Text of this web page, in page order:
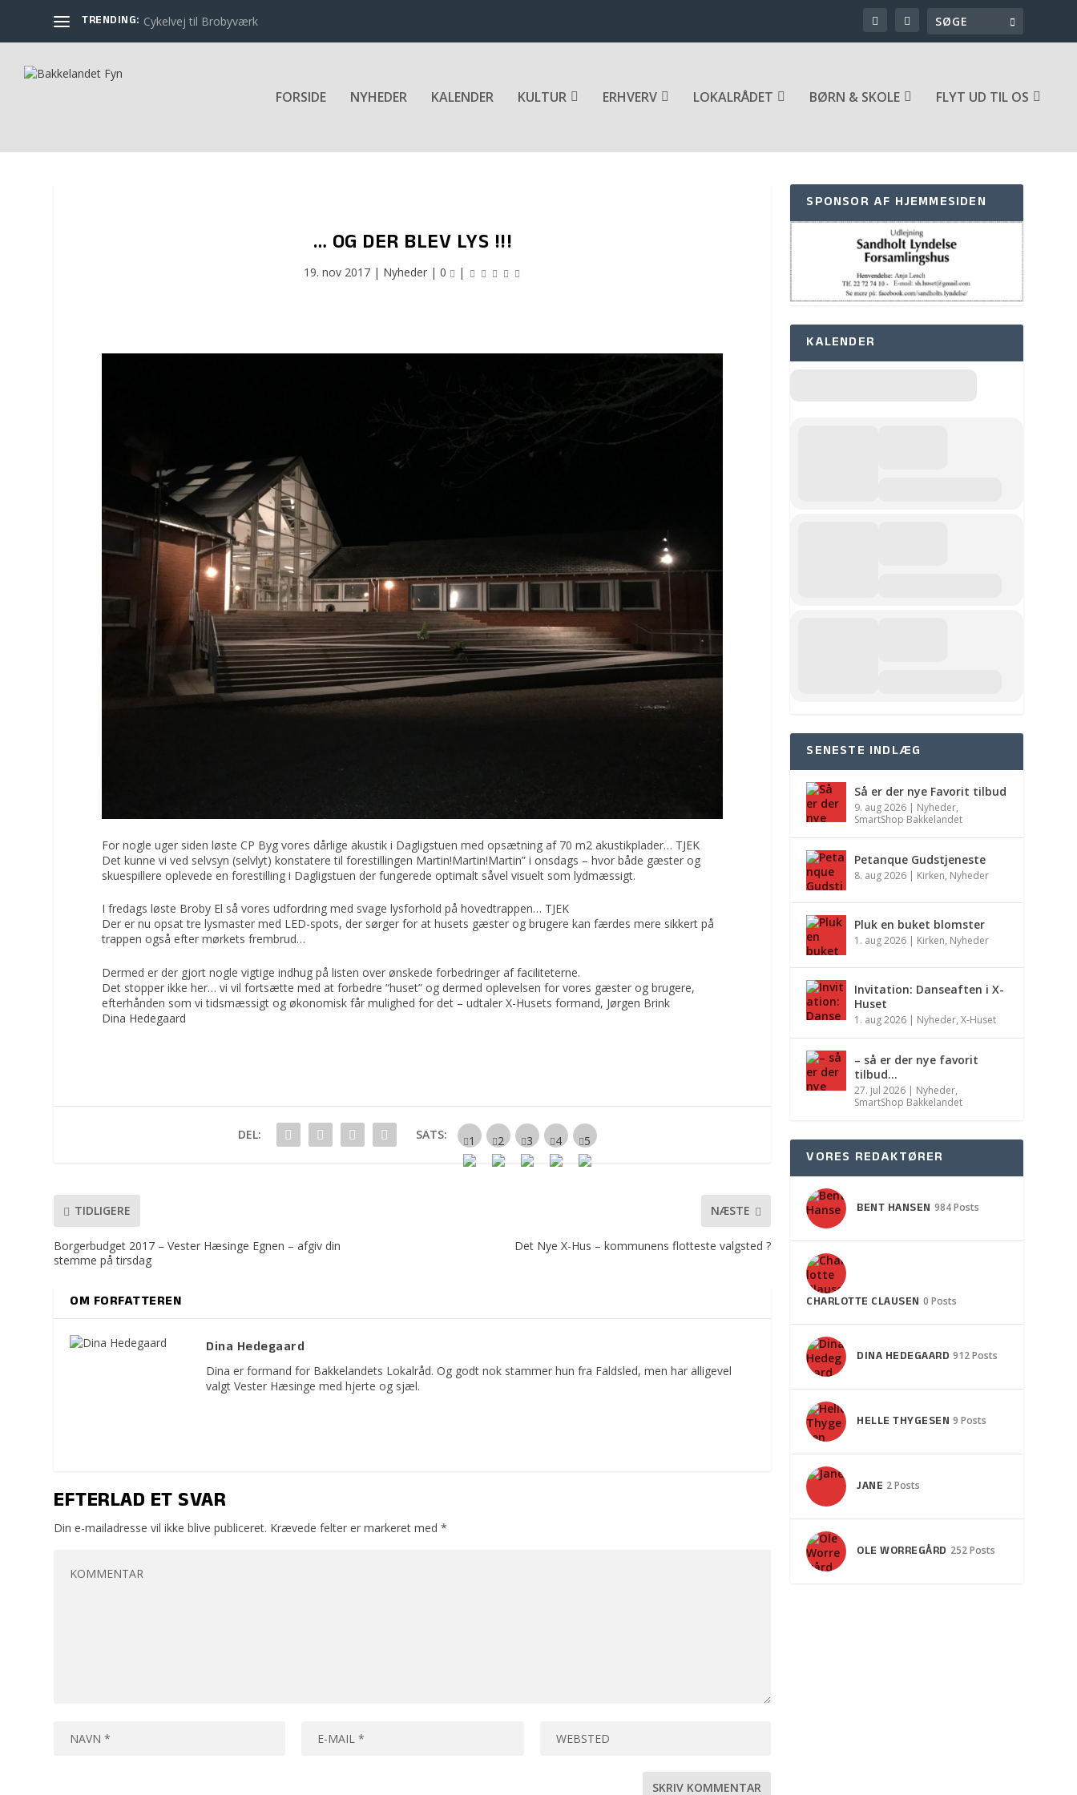
TRENDING: Cykelvej til Brobyværk
FORSIDE NYHEDER KALENDER KULTUR ERHVERV LOKALRÅDET BØRN & SKOLE FLYT UD TIL OS
… OG DER BLEV LYS !!!
19. nov 2017 | Nyheder |0 |
For nogle uger siden løste CP Byg vores dårlige akustik i Dagligstuen med opsætning af 70 m2 akustikplader… TJEK
Det kunne vi ved selvsyn (selvlyt) konstatere til forestillingen Martin!Martin!Martin” i onsdags – hvor både gæster og
skuespillere oplevede en forestilling i Dagligstuen der fungerede optimalt såvel visuelt som lydmæssigt.
I fredags løste Broby El så vores udfordring med svage lysforhold på hovedtrappen… TJEK
Der er nu opsat tre lysmaster med LED-spots, der sørger for at husets gæster og brugere kan færdes mere sikkert på
trappen også efter mørkets frembrud…
Dermed er der gjort nogle vigtige indhug på listen over ønskede forbedringer af faciliteterne.
Det stopper ikke her… vi vil fortsætte med at forbedre “huset” og dermed oplevelsen for vores gæster og brugere,
efterhånden som vi tidsmæssigt og økonomisk får mulighed for det – udtaler X-Husets formand, Jørgen Brink
Dina Hedegaard
DEL: SATS:
TIDLIGERE
Borgerbudget 2017 – Vester Hæsinge Egnen – afgiv din
stemme på tirsdag
NÆSTE
Det Nye X-Hus – kommunens flotteste valgsted ?
OM FORFATTEREN
Dina Hedegaard
Dina er formand for Bakkelandets Lokalråd. Og godt nok stammer hun fra Faldsled, men har alligevel
valgt Vester Hæsinge med hjerte og sjæl.
EFTERLAD ET SVAR
Din e-mailadresse vil ikke blive publiceret. Krævede felter er markeret med*
SPONSOR AF HJEMMESIDEN
KALENDER
SENESTE INDLÆG
Så er der nye Favorit tilbud
9. aug 2026 | Nyheder,
SmartShop Bakkelandet
Petanque Gudstjeneste
8. aug 2026 | Kirken, Nyheder
Pluk en buket blomster
1. aug 2026 | Kirken, Nyheder
Invitation: Danseaften i X-
Huset
1. aug 2026 | Nyheder,X-Huset
– så er der nye favorit
tilbud…
27. jul 2026 | Nyheder,
SmartShop Bakkelandet
VORES REDAKTØRER
BENT HANSEN 984 Posts
CHARLOTTE CLAUSEN 0 Posts
DINA HEDEGAARD 912 Posts
HELLE THYGESEN 9 Posts
JANE 2 Posts
OLE WORREGÅRD 252 Posts